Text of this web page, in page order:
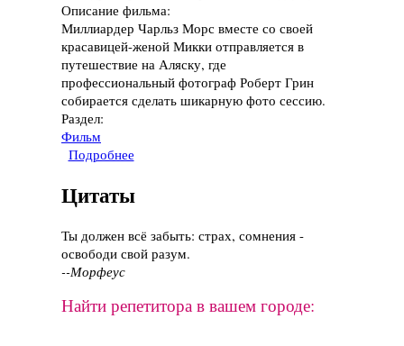
Описание фильма:
Миллиардер Чарльз Морс вместе со своей
красавицей-женой Микки отправляется в
путешествие на Аляску, где
профессиональный фотограф Роберт Грин
собирается сделать шикарную фото сессию.
Раздел:
Фильм
Подробнее
Цитаты
Ты должен всё забыть: страх, сомнения -
освободи свой разум.
--Морфеус
Найти репетитора в вашем городе: